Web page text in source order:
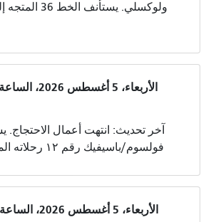
ولوكسلي.
الأربعاء، 5 أغسطس 2026، الساعة 12:23:51 مساءً
آخر تحديث: انتهت أعمال
فولسوم/باسيفيك رقم ١٢ رحلاته المعتادة ذهاباً وإياباً.
الأربعاء، 5 أغسطس 2026، الساعة 12:23:02 مساءً